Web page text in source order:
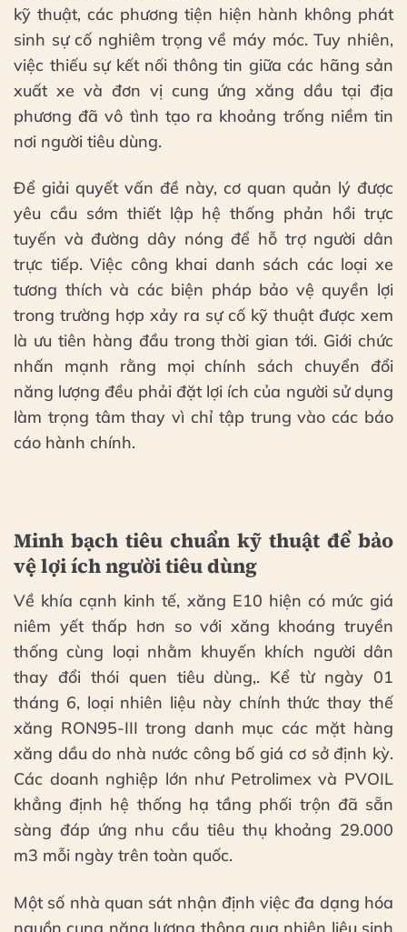
kỹ thuật, các phương tiện hiện hành không phát
sinh sự cố nghiêm trọng về máy móc. Tuy nhiên,
việc thiếu sự kết nối thông tin giữa các hãng sản
xuất xe và đơn vị cung ứng xăng dầu tại địa
phương đã vô tình tạo ra khoảng trống niềm tin
nơi người tiêu dùng.
Để giải quyết vấn đề này, cơ quan quản lý được
yêu cầu sớm thiết lập hệ thống phản hồi trực
tuyến và đường dây nóng để hỗ trợ người dân
trực tiếp. Việc công khai danh sách các loại xe
tương thích và các biện pháp bảo vệ quyền lợi
trong trường hợp xảy ra sự cố kỹ thuật được xem
là ưu tiên hàng đầu trong thời gian tới. Giới chức
nhấn mạnh rằng mọi chính sách chuyển đổi
năng lượng đều phải đặt lợi ích của người sử dụng
làm trọng tâm thay vì chỉ tập trung vào các báo
cáo hành chính.
Minh bạch tiêu chuẩn kỹ thuật để bảo
vệ lợi ích người tiêu dùng
Về khía cạnh kinh tế, xăng E10 hiện có mức giá
niêm yết thấp hơn so với xăng khoáng truyền
thống cùng loại nhằm khuyến khích người dân
thay đổi thói quen tiêu dùng,. Kể từ ngày 01
tháng 6, loại nhiên liệu này chính thức thay thế
xăng RON95-III trong danh mục các mặt hàng
xăng dầu do nhà nước công bố giá cơ sở định kỳ.
Các doanh nghiệp lớn như Petrolimex và PVOIL
khẳng định hệ thống hạ tầng phối trộn đã sẵn
sàng đáp ứng nhu cầu tiêu thụ khoảng 29.000
m3 mỗi ngày trên toàn quốc.
Một số nhà quan sát nhận định việc đa dạng hóa
nguồn cung năng lượng thông qua nhiên liệu sinh